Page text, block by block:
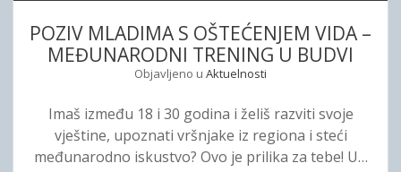
V
I
Z
O
E
V
POZIV MLADIMA S OŠTEĆENJEM VIDA –
MEĐUNARODNI TRENING U BUDVI
Objavljeno u Aktuelnosti
Imaš između 18 i 30 godina i želiš razviti svoje
vještine, upoznati vršnjake iz regiona i steći
međunarodno iskustvo? Ovo je prilika za tebe! U…